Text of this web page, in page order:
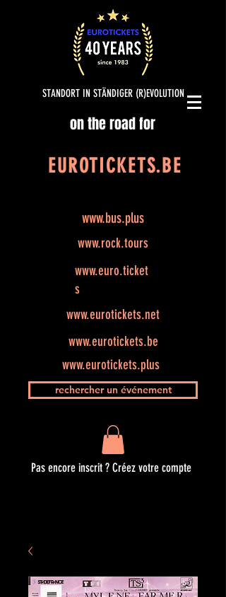
STANDORT IN STÄNDIGER (R)EVOLUTION
on the road for
EUROTICKETS.BE
www.bus.plus
www.rock.tours
www.euro.ticket
s
www.eurotickets.net
www.eurotickets.be
www.eurotickets.plus
rechercher un événement
Pas encore inscrit ? Créez votre compte